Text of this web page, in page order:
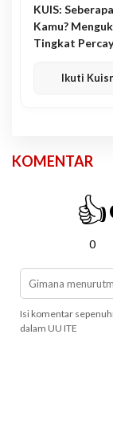
KUIS:
Kamu?
Tingkat
Ikuti
KOMENTAR
👍
0
Isi komentar
dalam UU ITE